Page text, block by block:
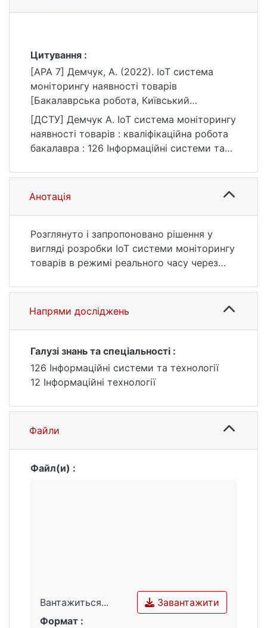
Цитування :
[APA 7] Демчук, А. (2022). ІоТ система
моніторингу наявності товарів
[Бакалаврська робота, Київський
національний університет імені Тараса
Шевченка]. eKNUTSHIR.
https://ir.library.knu.ua/handle/123456789/27
[ДСТУ] Демчук А. ІоТ система моніторингу
наявності товарів : кваліфікаційна робота
бакалавра : 126 Інформаційні системи та
https://ir.library.knu.ua/handle/123456789/27
02 (дата звернення: 25.07.2026).
Анотація
Розглянуто і запропоновано рішення у
вигляді розробки ІоТ системи моніторингу
товарів в режимі реального часу через
цей процес. Дане рішення включає
спроектований прототип бази даних для
системи моніторингу наявності товарів,
наявності товарів та аналізу даних, а
також застосунок для прямої роботи з
вендинговим апаратом, а саме купівлі
товарів у ньому.
Напрями досліджень
Галузі знань та спеціальності :
126 Інформаційні системи та технології
12 Інформаційні технології
Файли
Файл(и) :
Вантажиться...
Вантажиться...
Завантажити
Формат :